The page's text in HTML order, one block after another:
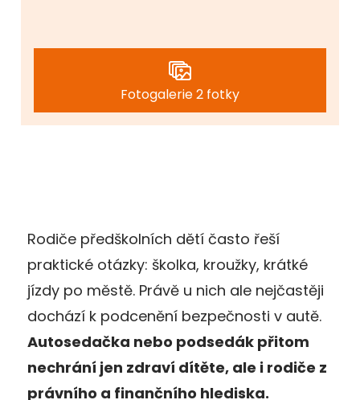
Fotogalerie 2 fotky
Rodiče předškolních dětí často řeší
praktické otázky: školka, kroužky, krátké
jízdy po městě. Právě u nich ale nejčastěji
dochází k podcenění bezpečnosti v autě.
Autosedačka nebo podsedák přitom
nechrání jen zdraví dítěte, ale i rodiče z
právního a finančního hlediska.